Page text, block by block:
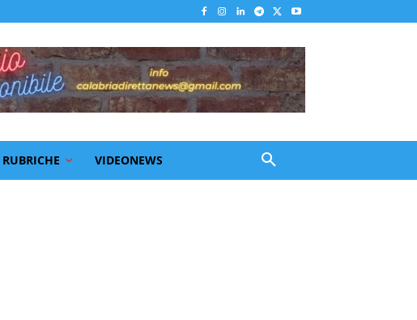
RUBRICHE VIDEONEWS